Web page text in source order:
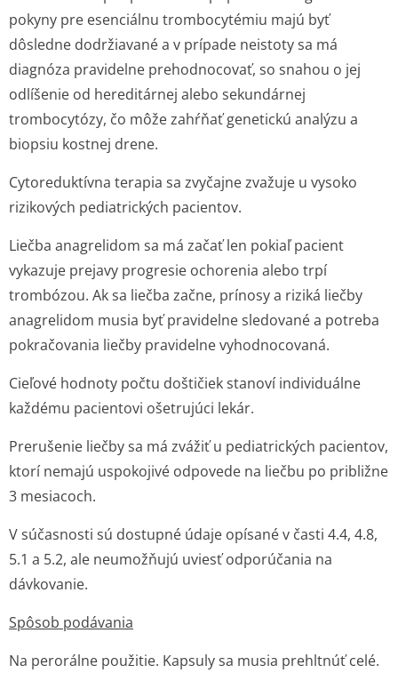
pokyny pre esenciálnu trombocytémiu majú byť
dôsledne dodržiavané a v prípade neistoty sa má
diagnóza pravidelne prehodnocovať, so snahou o jej
odlíšenie od hereditárnej alebo sekundárnej
trombocytózy, čo môže zahŕňať genetickú analýzu a
biopsiu kostnej drene.
Cytoreduktívna terapia sa zvyčajne zvažuje u vysoko
rizikových pediatrických pacientov.
Liečba anagrelidom sa má začať len pokiaľ pacient
vykazuje prejavy progresie ochorenia alebo trpí
trombózou. Ak sa liečba začne, prínosy a riziká liečby
anagrelidom musia byť pravidelne sledované a potreba
pokračovania liečby pravidelne vyhodnocovaná.
Cieľové hodnoty počtu doštičiek stanoví individuálne
každému pacientovi ošetrujúci lekár.
Prerušenie liečby sa má zvážiť u pediatrických pacientov,
ktorí nemajú uspokojivé odpovede na liečbu po približne
3 mesiacoch.
V súčasnosti sú dostupné údaje opísané v časti 4.4, 4.8,
5.1 a 5.2, ale neumožňujú uviesť odporúčania na
dávkovanie.
Spôsob podávania
Na perorálne použitie. Kapsuly sa musia prehltnúť celé.